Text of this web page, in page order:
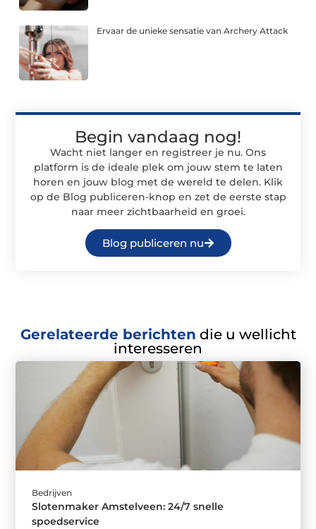
Ervaar de unieke sensatie van Archery Attack
Begin vandaag nog!
Wacht niet langer en registreer je nu. Ons
platform is de ideale plek om jouw stem te laten
horen en jouw blog met de wereld te delen. Klik
op de Blog publiceren-knop en zet de eerste stap
naar meer zichtbaarheid en groei.
Blog publiceren nu
Gerelateerde berichten die u wellicht
interesseren
Bedrijven
Slotenmaker Amstelveen: 24/7 snelle
spoedservice